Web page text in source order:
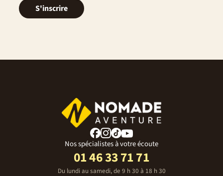
S'inscrire
Nos spécialistes à votre écoute
01 46 33 71 71
Du lundi au samedi, de 9 h 30 à 18 h 30